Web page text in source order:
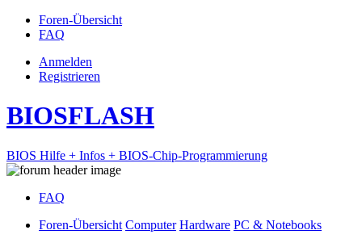
Foren-Übersicht
FAQ
Anmelden
Registrieren
BIOSFLASH
BIOS Hilfe + Infos + BIOS-Chip-Programmierung
FAQ
Foren-Übersicht Computer Hardware PC & Notebooks